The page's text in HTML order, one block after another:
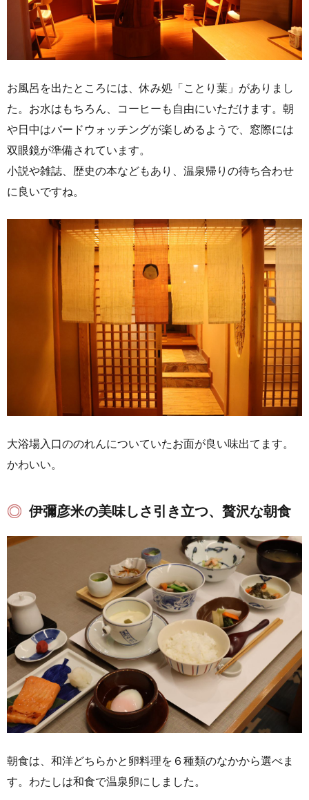
お風呂を出たところには、休み処「ことり葉」がありまし
た。お水はもちろん、コーヒーも自由にいただけます。朝
や日中はバードウォッチングが楽しめるようで、窓際には
双眼鏡が準備されています。
小説や雑誌、歴史の本などもあり、温泉帰りの待ち合わせ
に良いですね。
大浴場入口ののれんについていたお面が良い味出てます。
かわいい。
伊彌彦米の美味しさ引き立つ、贅沢な朝食
朝食は、和洋どちらかと卵料理を６種類のなかから選べま
す。わたしは和食で温泉卵にしました。